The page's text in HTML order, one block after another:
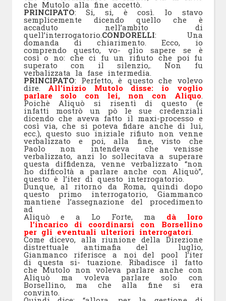
che Mutolo alla fine accettò.
PRINCIPATO: Si, si, è così. Io stavo
semplicemente dicendo quello che è
accaduto nell’ambito di
quell’interrogatorio.CONDORELLI: Una
domanda di chiarimento. Ecco, io
comprendo questo, vo- glio sapere se è
così o no: che ci fu un rifiuto che poi fu
superato con il silenzio,. Non fu
verbalizzata la fase intermedia.
PRINCIPATO: Perfetto, è questo che volevo
dire. All’inizio Mutolo disse: io voglio
parlare solo con lei, non con Aliquo.
Poichè Aliquò si risentì di questo (e
infatti mostrò un pò le sue credenziali
dicendo che aveva fatto il maxi-processo e
così via, che si poteva fidare anche di lui,
ecc.), questo suo iniziale rifiuto non venne
verbalizzato e poi, alla fine, visto che
Paolo non intendeva che venisse
verbalizzato, anzi lo sollecitava a superare
questa diffidenza, venne verbalizzato “non
ho difficoltà a parlare anche con Aliquò”,
questo è l’iter di questo interrogatorio.
Dunque, al ritorno da Roma, quindi dopo
questo primo interrogatorio, Giammanco
mantiene l’assegnazione del procedimento
ad
Aliquò e a Lo Forte, ma dà loro
l’incarico di coordinarsi con Borsellino
per gli eventuali ulteriori interrogatori.
Come dicevo, alla riunione della Direzione
distrettuale antimafia del luglio,
Gianmanco riferisce a noi del pool l’iter
di questa si- tuazione. Ribadisce il fatto
che Mutolo non voleva parlare anche con
Aliquò ma voleva parlare solo con
Borsellino, ma che alla fine si era
convinto.